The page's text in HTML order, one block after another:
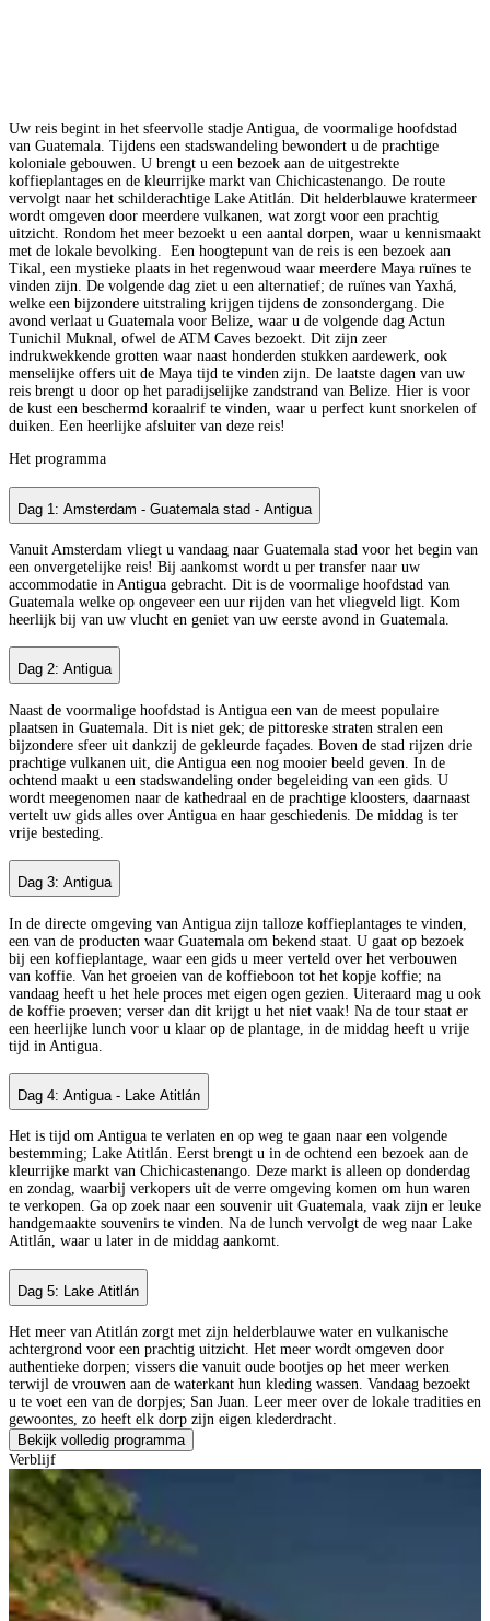
Uw reis begint in het sfeervolle stadje Antigua, de voormalige hoofdstad
van Guatemala. Tijdens een stadswandeling bewondert u de prachtige
koloniale gebouwen. U brengt u een bezoek aan de uitgestrekte
koffieplantages en de kleurrijke markt van Chichicastenango. De route
vervolgt naar het schilderachtige Lake Atitlán. Dit helderblauwe kratermeer
wordt omgeven door meerdere vulkanen, wat zorgt voor een prachtig
uitzicht. Rondom het meer bezoekt u een aantal dorpen, waar u kennismaakt
met de lokale bevolking. Een hoogtepunt van de reis is een bezoek aan
Tikal, een mystieke plaats in het regenwoud waar meerdere Maya ruïnes te
vinden zijn. De volgende dag ziet u een alternatief; de ruïnes van Yaxhá,
welke een bijzondere uitstraling krijgen tijdens de zonsondergang. Die
avond verlaat u Guatemala voor Belize, waar u de volgende dag Actun
Tunichil Muknal, ofwel de ATM Caves bezoekt. Dit zijn zeer
indrukwekkende grotten waar naast honderden stukken aardewerk, ook
menselijke offers uit de Maya tijd te vinden zijn. De laatste dagen van uw
reis brengt u door op het paradijselijke zandstrand van Belize. Hier is voor
de kust een beschermd koraalrif te vinden, waar u perfect kunt snorkelen of
duiken. Een heerlijke afsluiter van deze reis!
Het programma
Dag 1: Amsterdam - Guatemala stad - Antigua
Vanuit Amsterdam vliegt u vandaag naar Guatemala stad voor het begin van
een onvergetelijke reis! Bij aankomst wordt u per transfer naar uw
accommodatie in Antigua gebracht. Dit is de voormalige hoofdstad van
Guatemala welke op ongeveer een uur rijden van het vliegveld ligt. Kom
heerlijk bij van uw vlucht en geniet van uw eerste avond in Guatemala.
Dag 2: Antigua
Naast de voormalige hoofdstad is Antigua een van de meest populaire
plaatsen in Guatemala. Dit is niet gek; de pittoreske straten stralen een
bijzondere sfeer uit dankzij de gekleurde façades. Boven de stad rijzen drie
prachtige vulkanen uit, die Antigua een nog mooier beeld geven. In de
ochtend maakt u een stadswandeling onder begeleiding van een gids. U
wordt meegenomen naar de kathedraal en de prachtige kloosters, daarnaast
vertelt uw gids alles over Antigua en haar geschiedenis. De middag is ter
vrije besteding.
Dag 3: Antigua
In de directe omgeving van Antigua zijn talloze koffieplantages te vinden,
een van de producten waar Guatemala om bekend staat. U gaat op bezoek
bij een koffieplantage, waar een gids u meer verteld over het verbouwen
van koffie. Van het groeien van de koffieboon tot het kopje koffie; na
vandaag heeft u het hele proces met eigen ogen gezien. Uiteraard mag u ook
de koffie proeven; verser dan dit krijgt u het niet vaak! Na de tour staat er
een heerlijke lunch voor u klaar op de plantage, in de middag heeft u vrije
tijd in Antigua.
Dag 4: Antigua - Lake Atitlán
Het is tijd om Antigua te verlaten en op weg te gaan naar een volgende
bestemming; Lake Atitlán. Eerst brengt u in de ochtend een bezoek aan de
kleurrijke markt van Chichicastenango. Deze markt is alleen op donderdag
en zondag, waarbij verkopers uit de verre omgeving komen om hun waren
te verkopen. Ga op zoek naar een souvenir uit Guatemala, vaak zijn er leuke
handgemaakte souvenirs te vinden. Na de lunch vervolgt de weg naar Lake
Atitlán, waar u later in de middag aankomt.
Dag 5: Lake Atitlán
Het meer van Atitlán zorgt met zijn helderblauwe water en vulkanische
achtergrond voor een prachtig uitzicht. Het meer wordt omgeven door
authentieke dorpen; vissers die vanuit oude bootjes op het meer werken
terwijl de vrouwen aan de waterkant hun kleding wassen. Vandaag bezoekt
u te voet een van de dorpjes; San Juan. Leer meer over de lokale tradities en
gewoontes, zo heeft elk dorp zijn eigen klederdracht.
Bekijk volledig programma
Verblijf